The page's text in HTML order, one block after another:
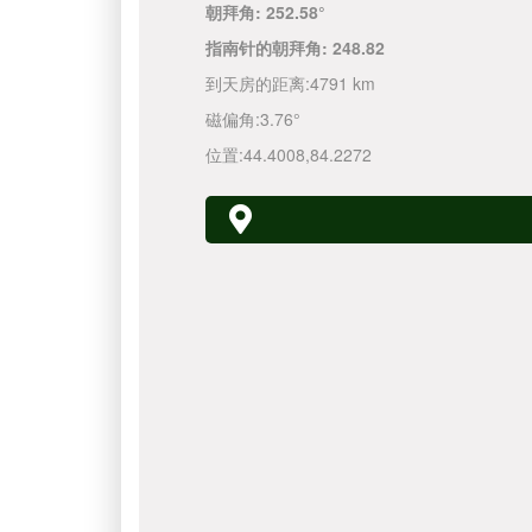
朝拜角: 252.58°
指南针的朝拜角: 248.82
到天房的距离:4791 km
磁偏角:3.76°
位置:44.4008,84.2272